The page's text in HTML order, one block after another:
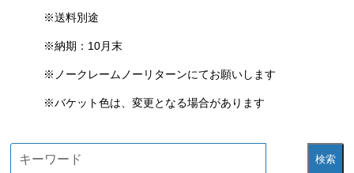
※送料別途
※納期：10月末
※ノークレームノーリターンにてお願いします
※バケット色は、変更となる場合があります
検索